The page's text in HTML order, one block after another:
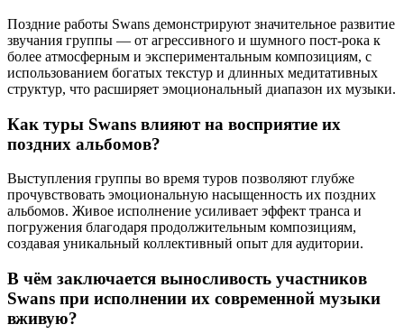
Поздние работы Swans демонстрируют значительное развитие
звучания группы — от агрессивного и шумного пост-рока к
более атмосферным и экспериментальным композициям, с
использованием богатых текстур и длинных медитативных
структур, что расширяет эмоциональный диапазон их музыки.
Как туры Swans влияют на восприятие их
поздних альбомов?
Выступления группы во время туров позволяют глубже
прочувствовать эмоциональную насыщенность их поздних
альбомов. Живое исполнение усиливает эффект транса и
погружения благодаря продолжительным композициям,
создавая уникальный коллективный опыт для аудитории.
В чём заключается выносливость участников
Swans при исполнении их современной музыки
вживую?